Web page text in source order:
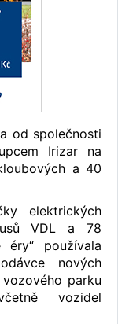
od společnosti
Irizar na
a 40
elektrických
VDL a 78
éry“ používala
nových
parku
vozidel